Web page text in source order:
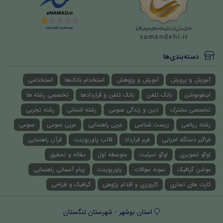
دسته‌بندی‌ها
آموزش و پرورش آموزش و پژوهش استخدام بانک‌ها
استخدامی
اینفوموشن
بانک تلفن بانک تلفن و قراردادها
تخصصی رشته ها
تخصصی مشترک
دین و زندگی عمومی رشته انسانی
رشته تجربی
رشته ریاضی
زیست شناسی عربی راهنمایی عربی عمومی
عمومی
فراگیر دستگاه اجرایی
فرم قرارداد قالب پاورپوینت
قرآن راهنمایی
لوگو تصویری
لوگو تمپلیت متوسطه اول
مقاله و تحقیق
موشن گرافیک
نمونه سوالات پاورپوینت
پیام آسمانی راهنمایی
کارت های تجاری
کارورزی و اقدام پژوهی گرافیک و طراحی
استان بوشهر - شهرستان تنگستان